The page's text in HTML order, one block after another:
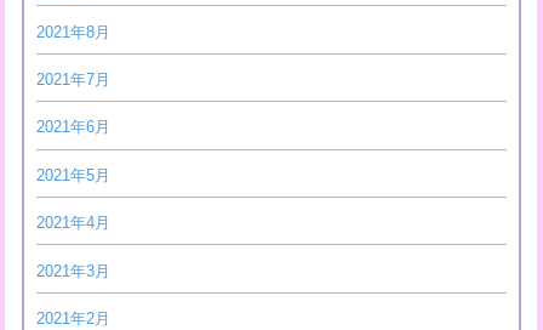
2021年8月
2021年7月
2021年6月
2021年5月
2021年4月
2021年3月
2021年2月